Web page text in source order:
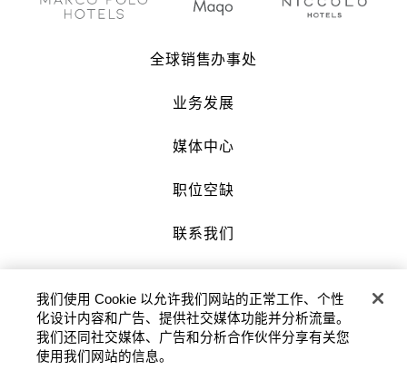
全球销售办事处
业务发展
媒体中心
职位空缺
联系我们
沪公网安备 31010602007034号 |
沪ICP备2022002871号-3
版权及原稿 2026 © 九龙仓酒店保留一切权
我们使用 Cookie 以允许我们网站的正常工作、个性
化设计内容和广告、提供社交媒体功能并分析流量。
我们还同社交媒体、广告和分析合作伙伴分享有关您
使用我们网站的信息。